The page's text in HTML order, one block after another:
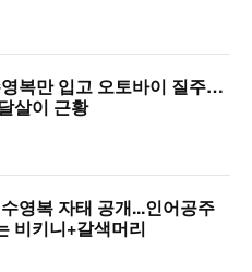
복만 입고 오토바이 질주…
살이 근황
영복 자태 공개...인어공주
비키니+갈색머리